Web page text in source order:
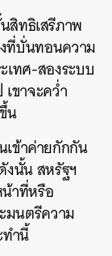
ทธิเสรีภาพ
ที่บั่นทอนความ
เทศ-สองระบบ
ขาจะคว่ำ
น
ข้าค่ายกักกัน
งนั้น สหรัฐฯ
าที่หรือ
นตรีความ
ำนี้